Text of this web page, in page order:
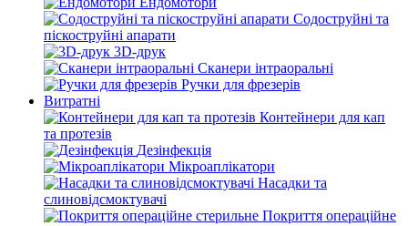
Содоструйні та
піскоструйні апарати
3D-друк
Сканери інтраоральні
Ручки для фрезерів
Витратні
Контейнери для кап
та протезів
Дезінфекція
Мікроаплікатори
Насадки та
слиновідсмоктувачі
Покриття операційне